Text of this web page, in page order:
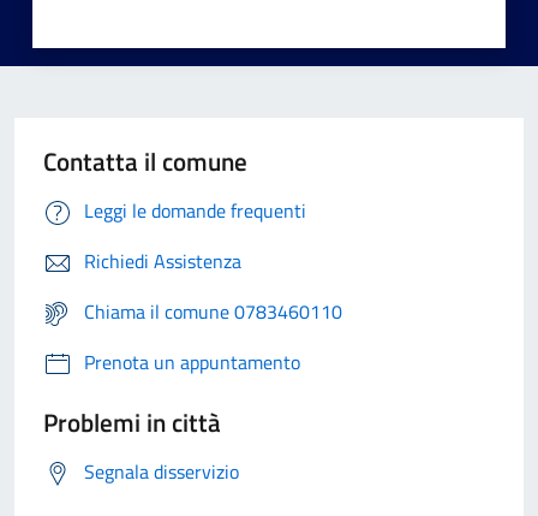
Contatta il comune
Leggi le domande frequenti
Richiedi Assistenza
Chiama il comune 0783460110
Prenota un appuntamento
Problemi in città
Segnala disservizio